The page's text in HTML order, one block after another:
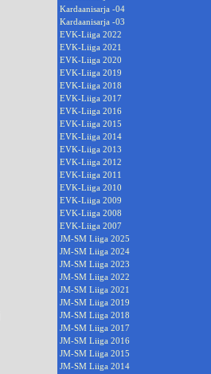
Kardaanisarja -04
Kardaanisarja -03
EVK-Liiga 2022
EVK-Liiga 2021
EVK-Liiga 2020
EVK-Liiga 2019
EVK-Liiga 2018
EVK-Liiga 2017
EVK-Liiga 2016
EVK-Liiga 2015
EVK-Liiga 2014
EVK-Liiga 2013
EVK-Liiga 2012
EVK-Liiga 2011
EVK-Liiga 2010
EVK-Liiga 2009
EVK-Liiga 2008
EVK-Liiga 2007
JM-SM Liiga 2025
JM-SM Liiga 2024
JM-SM Liiga 2023
JM-SM Liiga 2022
JM-SM Liiga 2021
JM-SM Liiga 2019
JM-SM Liiga 2018
JM-SM Liiga 2017
JM-SM Liiga 2016
JM-SM Liiga 2015
JM-SM Liiga 2014